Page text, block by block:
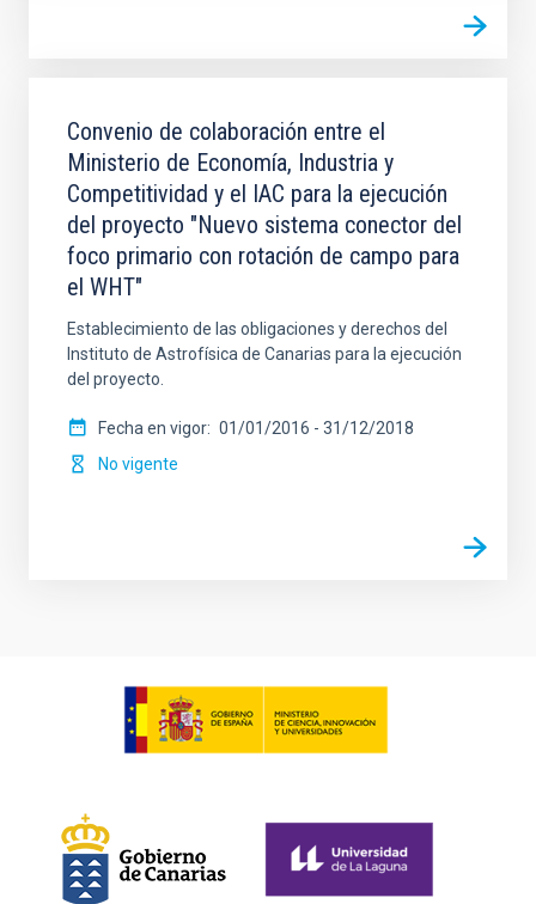
Convenio de colaboración entre el
Ministerio de Economía, Industria y
Competitividad y el IAC para la ejecución
del proyecto "Nuevo sistema conector del
foco primario con rotación de campo para
el WHT"
Establecimiento de las obligaciones y derechos del
Instituto de Astrofísica de Canarias para la ejecución
del proyecto.
Fecha en vigor 01/01/2016 - 31/12/2018
No vigente